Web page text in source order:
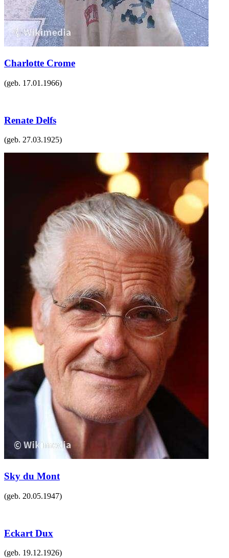
Charlotte Crome
(geb. 17.01.1966)
Renate Delfs
(geb. 27.03.1925)
Sky du Mont
(geb. 20.05.1947)
Eckart Dux
(geb. 19.12.1926)